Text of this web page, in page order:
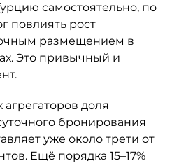
самостоятельно, по
повлиять рост
размещением в
Это привычный и
доля
бронирования
уже около трети от
Ещё порядка 15–17%